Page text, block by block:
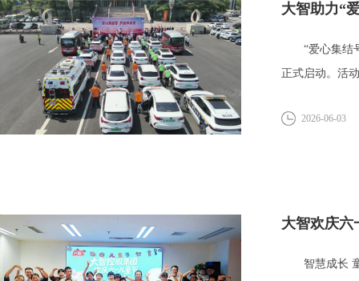
大智助力“
“爱心集结号
正式启动。活
2026-06-03
大智欢庆六
智慧成长 童